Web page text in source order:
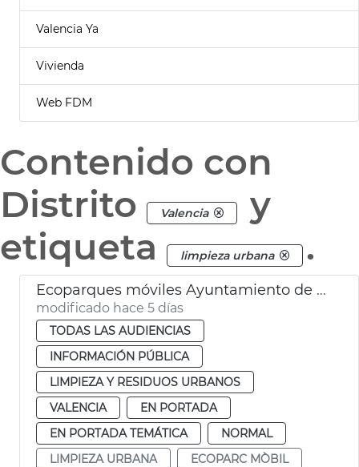
Valencia Ya
Vivienda
Web FDM
Contenido con
Distrito
Valencia
y
etiqueta
limpieza urbana .
Ecoparques móviles Ayuntamiento de València y EMTRE. Calendario 2026
modificado hace 5 días
TODAS LAS AUDIENCIAS
INFORMACIÓN PÚBLICA
LIMPIEZA Y RESIDUOS URBANOS
VALENCIA
EN PORTADA
EN PORTADA TEMÁTICA
NORMAL
LIMPIEZA URBANA
ECOPARC MÒBIL